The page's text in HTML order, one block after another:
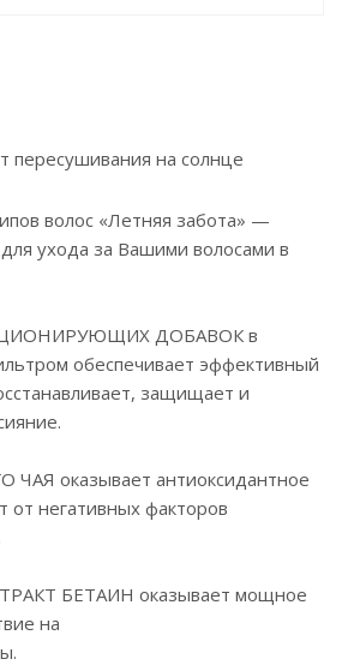
пересушивания на солнце
волос «Летняя забота» —
ухода за Вашими волосами в
ДОБАВОК в
обеспечивает эффективный
защищает и
оказывает антиоксидантное
негативных факторов
БЕТАИН оказывает мощное
на